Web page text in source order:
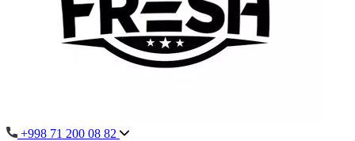
+998 71 200 08 82